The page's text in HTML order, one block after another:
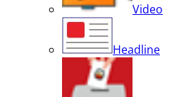
Video
Headline